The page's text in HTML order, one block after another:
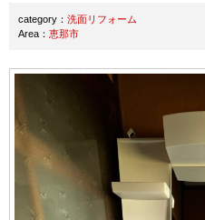
category： 洗面リフォーム
Area： 恵那市